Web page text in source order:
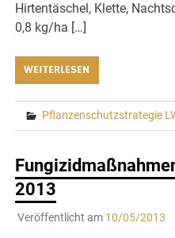
Hirtentäschel, Klette,
0,8 kg/ha […]
WEITERLESEN
Pflanzenschutzstrategie
2013
Veröffentlicht am 10/05/2013